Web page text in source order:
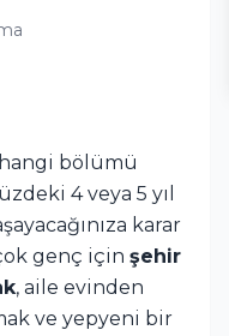
bölümü
4 veya 5 yıl
karar
genç için şehir
, aile evinden
ve yepyeni bir